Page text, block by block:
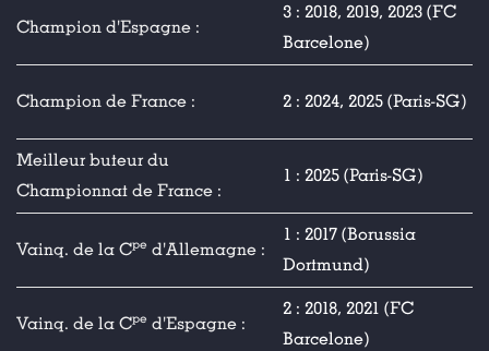
Champion d'Espagne :
3 : 2018, 2019, 2023 (FC
Barcelone)
Champion de France : 2 : 2024, 2025 (Paris-SG)
Meilleur buteur du
Championnat de France :
1 : 2025 (Paris-SG)
Vainq. de la Cpe d'Allemagne :
1 : 2017 (Borussia
Dortmund)
Vainq. de la Cpe d'Espagne :
2 : 2018, 2021 (FC
Barcelone)